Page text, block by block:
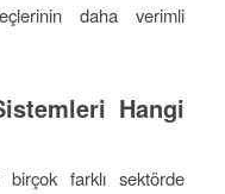
daha verimli
Hangi
farklı sektörde